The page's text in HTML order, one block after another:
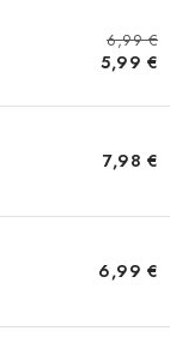
6,99 €
5,99 €
7,98 €
6,99 €